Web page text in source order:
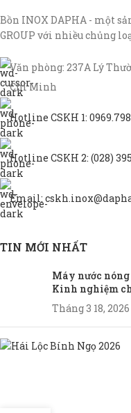
Bồn INOX DAPHA - một
GROUP với nhiều chủng
Văn phòng: 237A Lý
Chí Minh
Hotline CSKH 1:
Hotline CSKH 2: (028)
Email:
TIN MỚI NHẤT
Máy nước
Kinh nghiệm
Tháng 3 18, 2026